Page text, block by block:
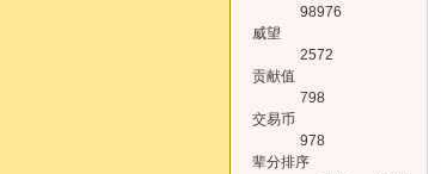
98976
威望
2572
贡献值
798
交易币
978
辈分排序